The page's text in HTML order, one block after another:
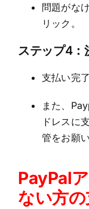
問題がな
リック。
ステップ4：
支払い完
また、
ドレスに
管をお願
PayPal
ない方